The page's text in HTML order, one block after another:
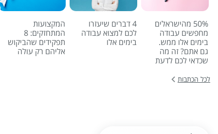
50% מהישראלים
מחפשים עבודה
בימים אלו ממש.
גם אתם? זה מה
שכדאי לכם לדעת
4 דברים שיעזרו
לכם למצוא עבודה
בימים אלו
המקצועות
המתחזקים: 8
תפקידים שהביקוש
אליהם רק עולה
לכל הכתבות